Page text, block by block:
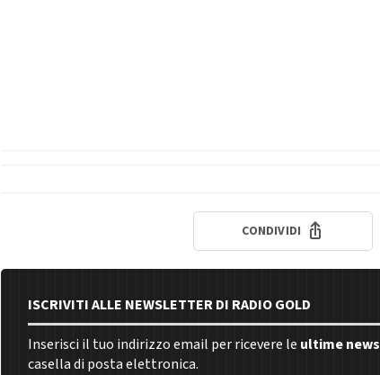
CONDIVIDI
ISCRIVITI ALLE NEWSLETTER DI RADIO GOLD
Inserisci il tuo indirizzo email per ricevere le ultime news
casella di posta elettronica.